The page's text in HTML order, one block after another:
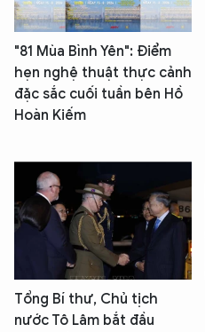
"81 Mùa Bình Yên": Điểm
hẹn nghệ thuật thực cảnh
đặc sắc cuối tuần bên Hồ
Hoàn Kiếm
Tổng Bí thư, Chủ tịch
nước Tô Lâm bắt đầu